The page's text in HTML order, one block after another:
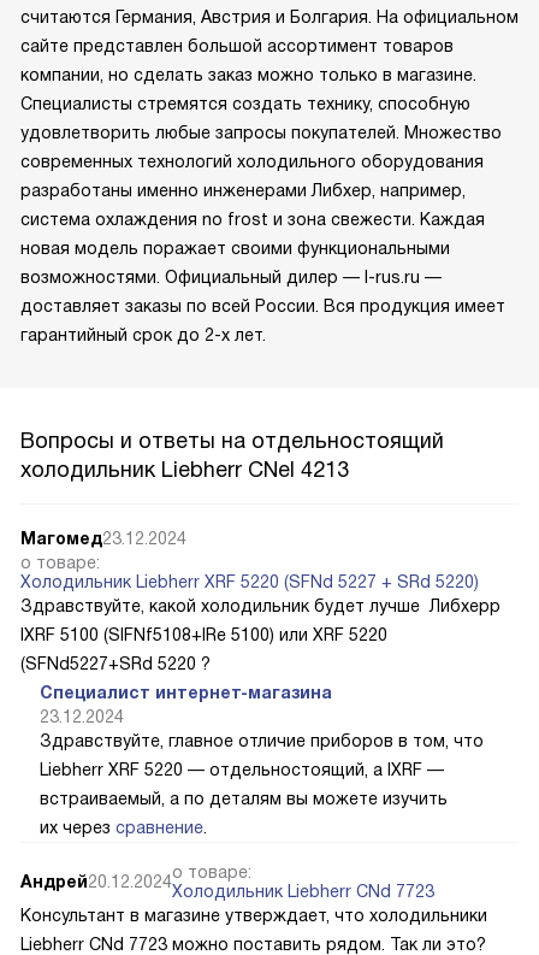
считаются Германия, Австрия и Болгария. На официальном
сайте представлен большой ассортимент товаров
компании, но сделать заказ можно только в магазине.
Специалисты стремятся создать технику, способную
удовлетворить любые запросы покупателей. Множество
современных технологий холодильного оборудования
разработаны именно инженерами Либхер, например,
система охлаждения no frost и зона свежести. Каждая
новая модель поражает своими функциональными
возможностями. Официальный дилер — l-rus.ru —
доставляет заказы по всей России. Вся продукция имеет
гарантийный срок до 2-х лет.
Вопросы и ответы на отдельностоящий
холодильник Liebherr CNel 4213
Магомед23.12.2024
о товаре:
Холодильник Liebherr XRF 5220 (SFNd 5227 + SRd 5220)
Здравствуйте, какой холодильник будет лучше Либхерр
IXRF 5100 (SIFNf5108+IRe 5100) или XRF 5220
(SFNd5227+SRd 5220 ?
Специалист интернет-магазина
23.12.2024
Здравствуйте, главное отличие приборов в том, что
Liebherr XRF 5220 — отдельностоящий, а IXRF —
встраиваемый, а по деталям вы можете изучить
их через сравнение
Андрей20.12.2024о товаре:
Холодильник Liebherr CNd 7723
Консультант в магазине утверждает, что холодильники
Liebherr CNd 7723 можно поставить рядом. Так ли это?